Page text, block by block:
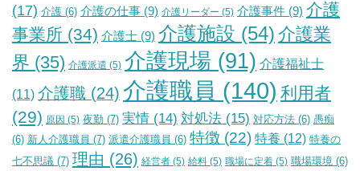
(17) 介護 (6) 介護の仕事 (9) 介護リーダー (5) 介護事件 (9) 介護
事業所 (34) 介護士 (9) 介護施設 (54) 介護業
界 (35) 介護派遣 (5) 介護現場 (91) 介護福祉士
(11) 介護職 (24) 介護職員 (140) 利用者
(29) 原因 (5) 夜勤 (7) 実情 (14) 対処法 (15) 対応方法 (6) 愚痴
(6) 新人介護職員 (7) 派遣介護職員 (6) 特徴 (22) 特養 (12) 特養の
七不思議 (7) 理由 (26) 経営者 (5) 給料 (5) 職場に定着 (5) 職場環境 (6)